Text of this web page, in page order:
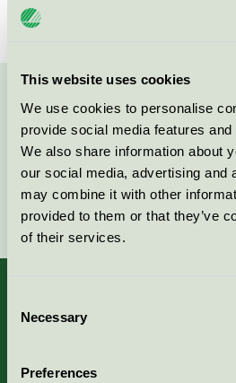
This website uses cookies
We use cookies to personalise
provide social media features
We also share information about
our social media, advertising and
may combine it with other
provided to them or that they’ve
of their services.
Selection
Necessary
Preferences
Kontakta oss på08-55 55 24 00
Fortsätt